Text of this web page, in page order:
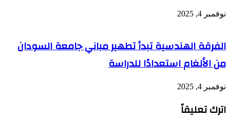
نوفمبر 4, 2025
الفرقة الهندسية تبدأ تطهير مباني جامعة السودان
من الألغام استعدادًا للدراسة
نوفمبر 4, 2025
اترك تعليقاً